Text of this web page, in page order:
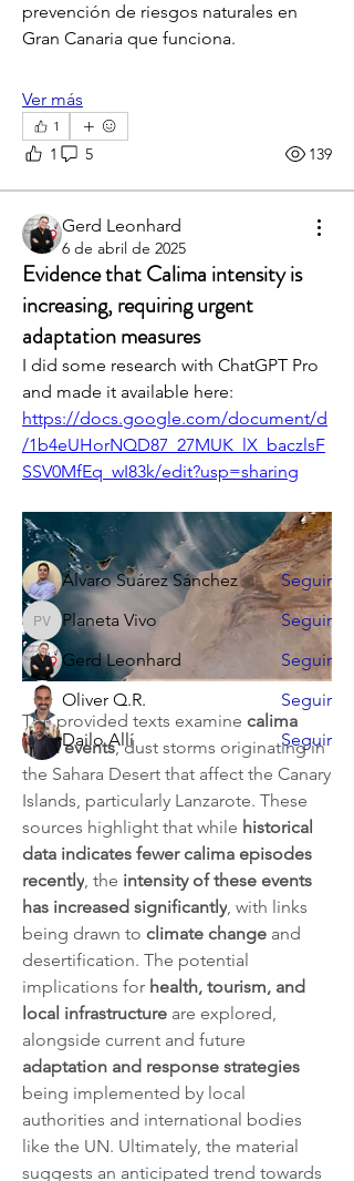
prevención de riesgos naturales en
Gran Canaria que funciona.
Ver más
1
1 5 139
Gerd Leonhard
6 de abril de 2025
Evidence that Calima intensity is
increasing, requiring urgent
adaptation measures
I did some research with ChatGPT Pro
https://docs.google.com/document/d
/1b4eUHorNQD87_27MUK_lX_baczlsF
SSV0MfEq_wI83k/edit?usp=sharing
The provided texts examine calima
wind events, dust storms originating in
the Sahara Desert that affect the Canary
Islands, particularly Lanzarote. These
sources highlight that while historical
data indicates fewer calima episodes
recently, the intensity of these events
has increased significantly, with links
being drawn to climate change and
desertification. The potential
implications for health, tourism, and
local infrastructure are explored,
adaptation and response strategies
being implemented by local
authorities and international bodies
like the UN. Ultimately, the material
Acerca de
Zona de debate #3: Emergencia
climática y plan de acción ráp...
Leer más
Miembros
Álvaro Suárez Sánchez
Seguir
Planeta Vivo
Planeta Vivo
Seguir
Gerd Leonhard
Seguir
Oliver Q.R.
Seguir
Dailo Allí
Seguir
Ver todos los miembros (7)